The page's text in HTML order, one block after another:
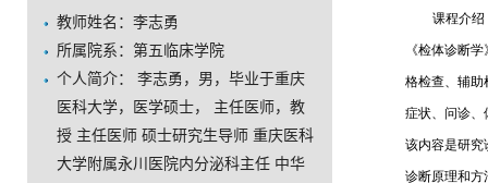
教师姓名：李志勇
所属院系：第五临床学院
个人简介：李志勇，男，毕业于重庆
医科大学，医学硕士，主任医师，教
授主任医师硕士研究生导师重庆医科
大学附属永川医院内分泌科主任中华